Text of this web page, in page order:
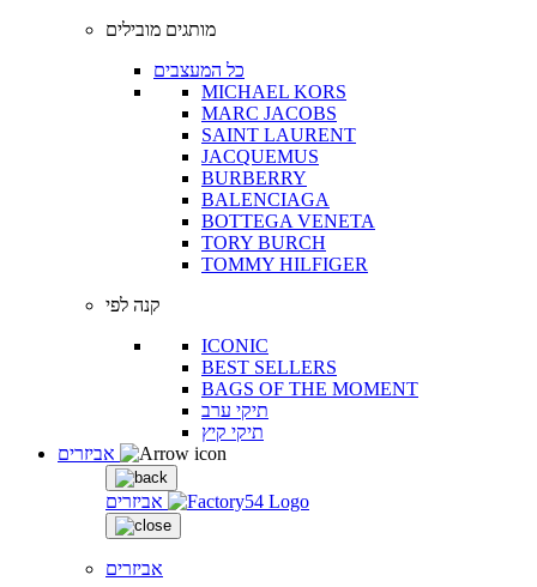
מותגים מובילים
כל המעצבים
MICHAEL KORS
MARC JACOBS
SAINT LAURENT
JACQUEMUS
BURBERRY
BALENCIAGA
BOTTEGA VENETA
TORY BURCH
TOMMY HILFIGER
קנה לפי
ICONIC
BEST SELLERS
BAGS OF THE MOMENT
תיקי ערב
תיקי קיץ
אביזרים
אביזרים